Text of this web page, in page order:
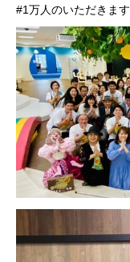
#1万人のいただきます